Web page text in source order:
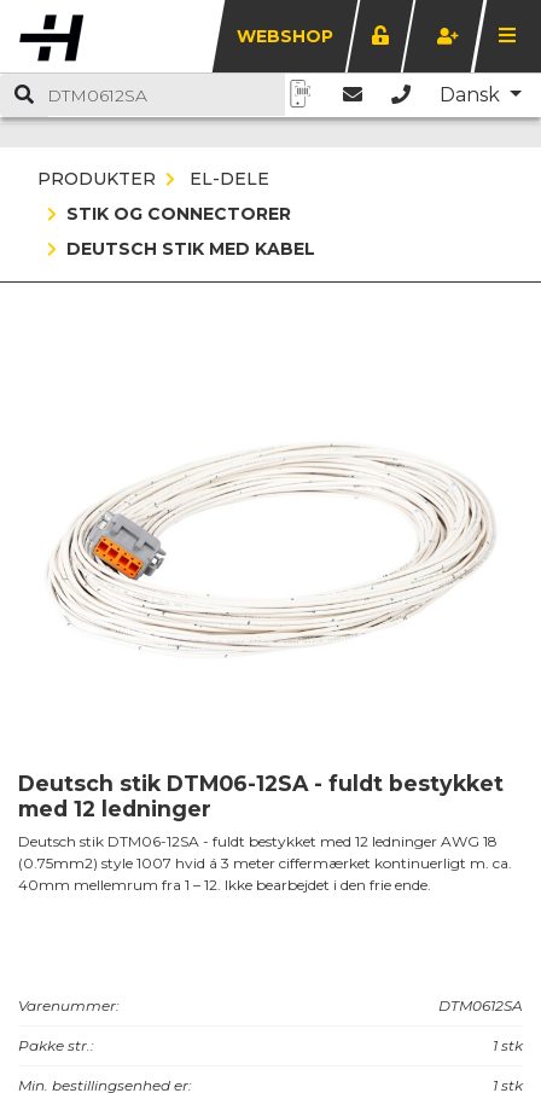
WEBSHOP
Dansk
PRODUKTER
EL-DELE
STIK OG CONNECTORER
DEUTSCH STIK MED KABEL
Deutsch stik DTM06-12SA - fuldt bestykket
med 12 ledninger
Deutsch stik DTM06-12SA - fuldt bestykket med 12 ledninger AWG 18
(0.75mm2) style 1007 hvid á 3 meter ciffermærket kontinuerligt m. ca.
40mm mellemrum fra 1 – 12. Ikke bearbejdet i den frie ende.
Varenummer: DTM0612SA
Pakke str.: 1 stk
Min. bestillingsenhed er: 1 stk